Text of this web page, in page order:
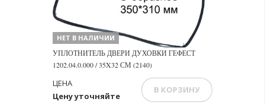
НЕТ В НАЛИЧИИ
УПЛОТНИТЕЛЬ ДВЕРИ ДУХОВКИ ГЕФЕСТ
1202.04.0.000 / 35X32 СМ (2140)
Цену уточняйте
ЦЕНА
В КОРЗИНУ